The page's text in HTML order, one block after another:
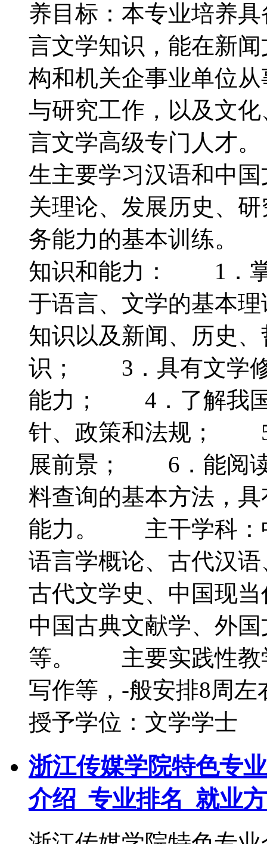
养目标：本专业培养
言文学知识，能在新
构和机关企事业单位
与研究工作，以及文
言文学高级专门人才
生主要学习汉语和中
关理论、发展历史、
务能力的基本训练。
知识和能力： 1．掌
于语言、文学的基本
知识以及新闻、历史
识； 3．具有文学修
能力； 4．了解我国
针、政策和法规； 5
展前景； 6．能阅读
料查询的基本方法，
能力。 主干学科：
语言学概论、古代汉
古代文学史、中国现
中国古典文献学、外
等。 主要实践性教
写作等，-般安排8
授予学位：文学学士
浙江传媒学院特色专
介绍_专业排名_就业